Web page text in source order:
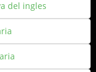
del ingles